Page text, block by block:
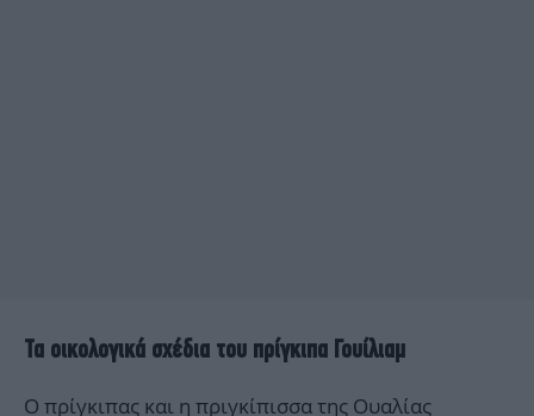
Τα οικολογικά σχέδια του πρίγκιπα Γουίλιαμ
Ο πρίγκιπας και η πριγκίπισσα της Ουαλίας